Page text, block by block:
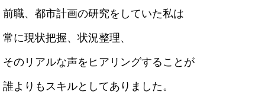
前職、都市計画の研究をしていた私は
常に現状把握、状況整理、
そのリアルな声をヒアリングすることが
誰よりもスキルとしてありました。